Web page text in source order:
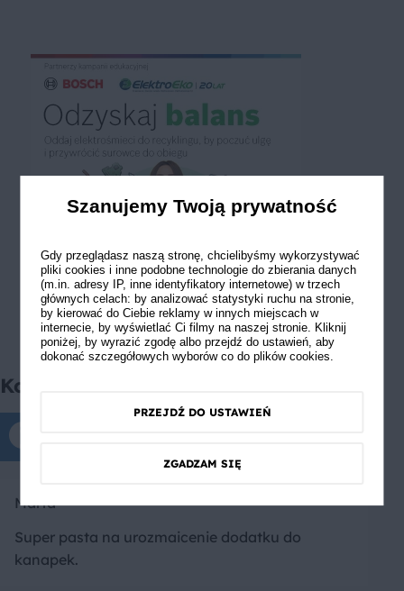
Komentarze
Marta
Super pasta na urozmaicenie dodatku do
kanapek.
Szanujemy Twoją prywatność
Gdy przeglądasz naszą stronę, chcielibyśmy wykorzystywać
pliki cookies i inne podobne technologie do zbierania danych
(m.in. adresy IP, inne identyfikatory internetowe) w trzech
głównych celach: by analizować statystyki ruchu na stronie,
by kierować do Ciebie reklamy w innych miejscach w
internecie, by wyświetlać Ci filmy na naszej stronie. Kliknij
poniżej, by wyrazić zgodę albo przejdź do ustawień, aby
dokonać szczegółowych wyborów co do plików cookies.
PRZEJDŹ DO USTAWIEŃ
ZGADZAM SIĘ